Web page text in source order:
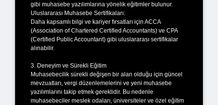
gibi muhasebe yazılımlarına yönelik eğitimler bulunur.
Uluslararası Muhasebe Sertifikaları:
Daha kapsamlı bilgi ve kariyer fırsatları için ACCA
(Association of Chartered Certified Accountants) ve CPA
(Certified Public Accountant) gibi uluslararası sertifikalar
alınabilir.
3. Deneyim ve Sürekli Eğitim
Muhasebecilik sürekli değişen bir alan olduğu için güncel
mevzuatları, vergi düzenlemelerini ve yeni muhasebe
yazılımlarını takip etmek gereklidir. Bu nedenle
muhasebeciler meslek odaları, üniversiteler ve özel eğitim